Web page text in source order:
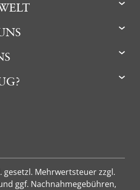
gesetzl. Mehrwertsteuer zzgl.
ggf. Nachnahmegebühren,